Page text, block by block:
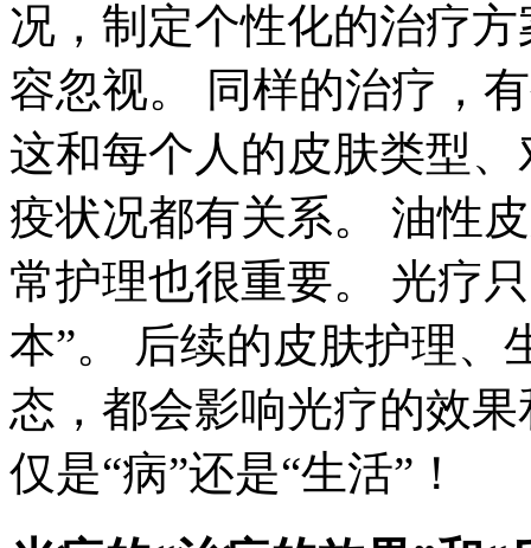
况，制定个性化的治疗
容忽视。 同样的治疗，
这和每个人的皮肤类型
疫状况都有关系。 油性
常护理也很重要。 光疗
本”。 后续的皮肤护理、
态，都会影响光疗的效
仅是“病”还是“生活”！